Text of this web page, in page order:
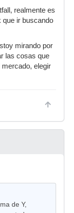
realmente es
que ir buscando
mirando por
las cosas que
elegir
de Y,